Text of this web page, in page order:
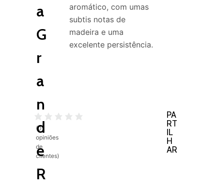
(0
opiniões
de
clientes)
a
G
r
a
n
d
e
R
aromático, com umas
subtis notas de
madeira e uma
excelente persistência.
PA
RT
IL
H
AR